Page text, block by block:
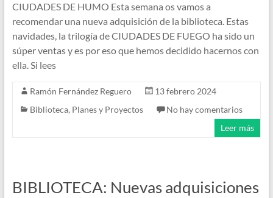
CIUDADES DE HUMO Esta semana os vamos a
recomendar una nueva adquisición de la biblioteca. Estas
navidades, la trilogía de CIUDADES DE FUEGO ha sido un
súper ventas y es por eso que hemos decidido hacernos con
ella. Si lees
Ramón Fernández Reguero
13 febrero 2024
Biblioteca, Planes y Proyectos
No hay comentarios
Leer más
BIBLIOTECA: Nuevas adquisiciones